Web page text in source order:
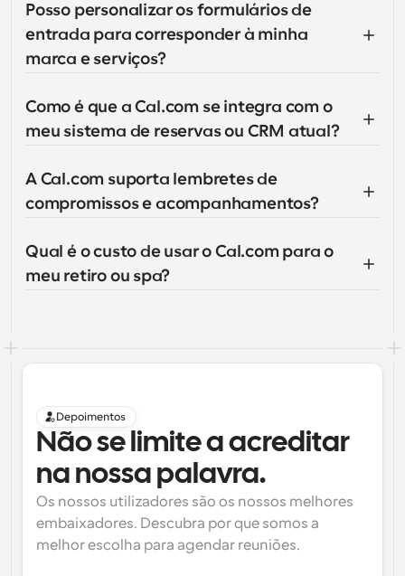
Posso personalizar os formulários de
entrada para corresponder à minha
marca e serviços?
Como é que a Cal.com se integra com o
meu sistema de reservas ou CRM atual?
A Cal.com suporta lembretes de
compromissos e acompanhamentos?
Qual é o custo de usar o Cal.com para o
meu retiro ou spa?
Depoimentos
Não se limite a acreditar
na nossa palavra.
Os nossos utilizadores são os nossos melhores
embaixadores. Descubra por que somos a
melhor escolha para agendar reuniões.